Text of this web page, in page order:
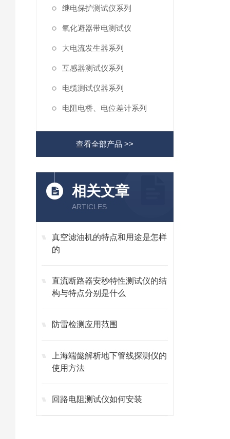
继电保护测试仪系列
氧化避器带电测试仪
大电流发生器系列
互感器测试仪系列
电缆测试仪器系列
电阻电桥、电位差计系列
查看全部产品 >>
相关文章
ARTICLES
真空滤油机的特点和用途是怎样
的
直流断路器安秒特性测试仪的结
构与特点分别是什么
防雷检测应用范围
上海端懿解析地下管线探测仪的
使用方法
回路电阻测试仪如何安装